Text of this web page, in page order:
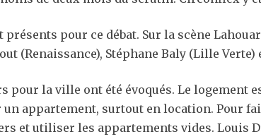
pour ce débat. Sur la scène
(Renaissance), Stéphane Baly (Lille
pour la ville ont été évoqués. Le logement
appartement, surtout en location. Pour
et utiliser les appartements vides. Louis